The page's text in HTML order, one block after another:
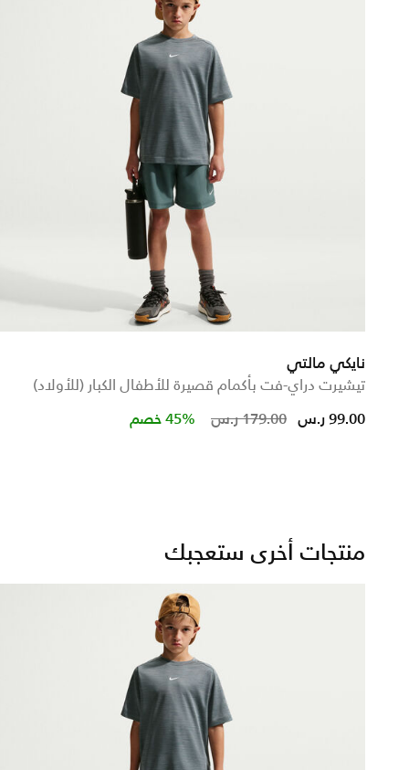
نايكي مالتي
تيشيرت دراي-فت بأكمام قصيرة للأطفال الكبار (للأولاد)
Price reduced from
179.00 ر.سto 99.00 ر.س 45% خصم
منتجات أخرى ستعجبك